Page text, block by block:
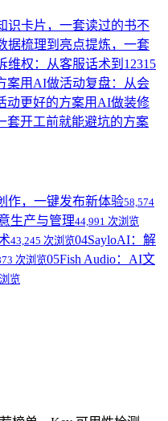
识卡片，一套读过的书不
据梳理到亮点提炼，一套
维权：从客服话术到12315
案用AI做活动复盘：从会
动更好的方案用AI做装修
套开工前就能避坑的方案
作，一键发布新体验58,574
生产与管理44,991 次浏览
43,245 次浏览04SayloAI：解
次浏览05Fish Audio：AI文
览